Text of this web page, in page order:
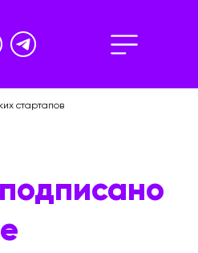
стартапов